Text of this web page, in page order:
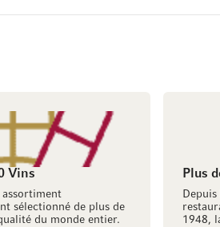
Vins
assortiment
sélectionné de plus de
du monde entier.
Plus
1948,